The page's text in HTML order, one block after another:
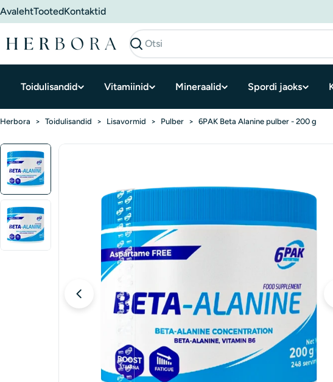
Mine
sisu
juurde
AvalehtTootedKontaktid
Otsi
Toidulisandid Vitamiinid Mineraalid Spordi jaoks
Herbora > Toidulisandid > Lisavormid > Pulber > 6PAK Beta Alanine pulber - 200 g
Minge